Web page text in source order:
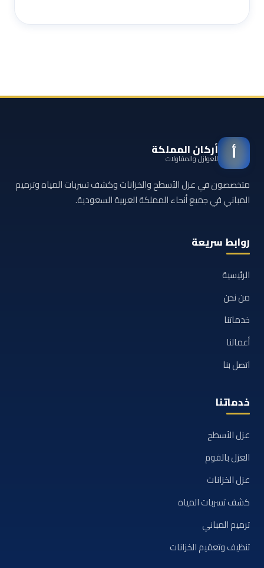
أ أركان المملكة
للعوازل والمقاولات
متخصصون في عزل الأسطح والخزانات وكشف تسربات المياه وترميم
المباني في جميع أنحاء المملكة العربية السعودية.
روابط سريعة
الرئيسية
من نحن
خدماتنا
أعمالنا
اتصل بنا
خدماتنا
عزل الأسطح
العزل بالفوم
عزل الخزانات
كشف تسربات المياه
ترميم المباني
تنظيف وتعقيم الخزانات